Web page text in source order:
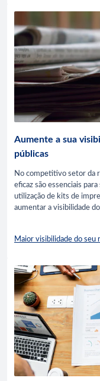
Aumente a sua
públicas
No competitivo setor da
eficaz são essenciais
utilização de kits de
aumentar a visibilidade
Maior visibilidade do seu